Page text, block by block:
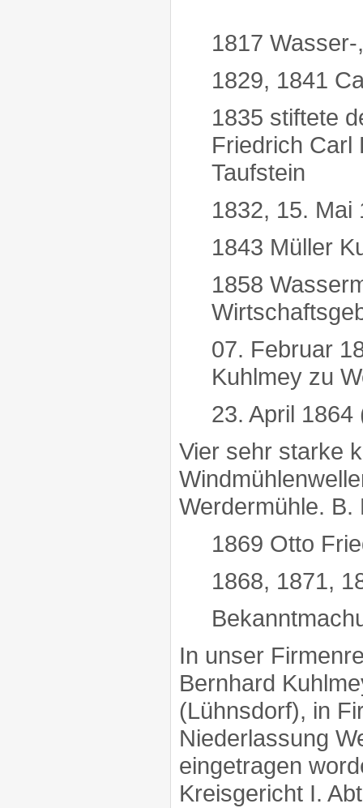
1817
1829, 1841
1835 stiftete
Friedrich Carl
Taufstein
1832, 15. Mai
1843 Müller
1858
07. Februar
Kuhlmey zu
23. April 1864
Vier sehr starke
Werdermühle. B.
1869 Otto
1868, 1871,
In unser
Bernhard
(Lühnsdorf), in
Niederlassung
eingetragen
Kreisgericht I.